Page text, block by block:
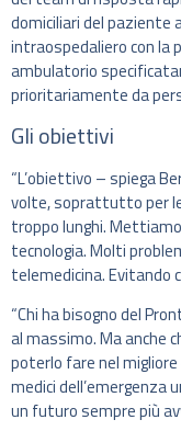
domiciliari del paziente
intraospedaliero con la
ambulatorio
prioritariamente da
Gli obiettivi
“L’obiettivo – spiega
volte, soprattutto per
troppo lunghi.
tecnologia. Molti
telemedicina. Evitando
“Chi ha bisogno del
al massimo. Ma anche
poterlo fare nel
medici dell’emergenza
un futuro sempre più